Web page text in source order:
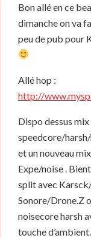
Bon allé en ce
dimanche on va
peu de pub pour
Allé hop :
http://
Dispo dessus mix
speedcore/
et un nouveau mix
Expe/noise .
split avec
Sonore/Drone.Z
noisecore harsh
touche d’ambient.